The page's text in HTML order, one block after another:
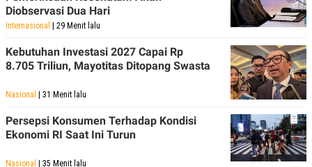
Diobservasi Dua Hari
Internasional | 29 Menit lalu
Kebutuhan Investasi 2027 Capai Rp
8.705 Triliun, Mayotitas Ditopang Swasta
Nasional | 31 Menit lalu
Persepsi Konsumen Terhadap Kondisi
Ekonomi RI Saat Ini Turun
Nasional | 35 Menit lalu